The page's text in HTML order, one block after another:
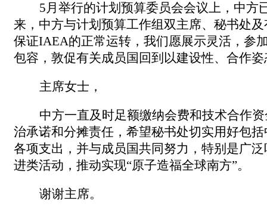
5月举行的计划预算委员会会议上，中
来，中方与计划预算工作组双主席、秘书处
保证IAEA的正常运转，我们愿展示灵活，参
包容，敦促有关成员国回到以建设性、合作
主席女士，
中方一直及时足额缴纳会费和技术合作
治承诺和分摊责任，希望秘书处切实用好包
各项支出，并与成员国共同努力，特别是广
进类活动，推动实现“原子造福全球南方”。
谢谢主席。